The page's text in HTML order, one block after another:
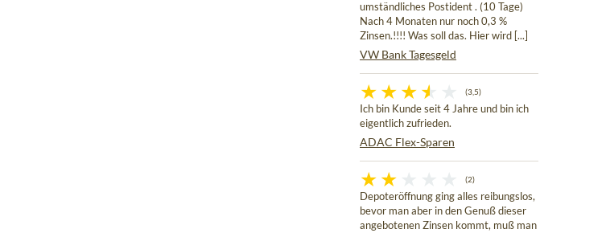
umständliches Postident . (10 Tage)
Nach 4 Monaten nur noch 0,3 %
Zinsen.!!!! Was soll das. Hier wird [...]
VW Bank Tagesgeld
(3,5)
Ich bin Kunde seit 4 Jahre und bin ich
eigentlich zufrieden.
ADAC Flex-Sparen
(2)
Depoteröffnung ging alles reibungslos,
bevor man aber in den Genuß dieser
angebotenen Zinsen kommt, muß man